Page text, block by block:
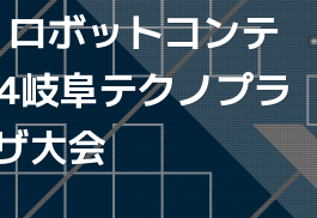
ボットコンテ
阜テクノプラ
大会